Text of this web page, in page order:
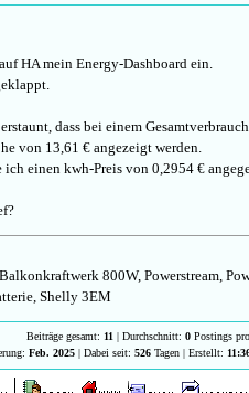
HA mein Energy-Dashboard ein.
dass bei einem
von 13,61 € angezeigt werden.
ich einen kwh-Preis von 0,2954 €
800W, Powerstream,
Shelly 3EM
Beiträge gesamt: 11 | Durchschnitt: 0 Postings
Feb. 2025| Dabei seit: 526Tagen | Erstellt: